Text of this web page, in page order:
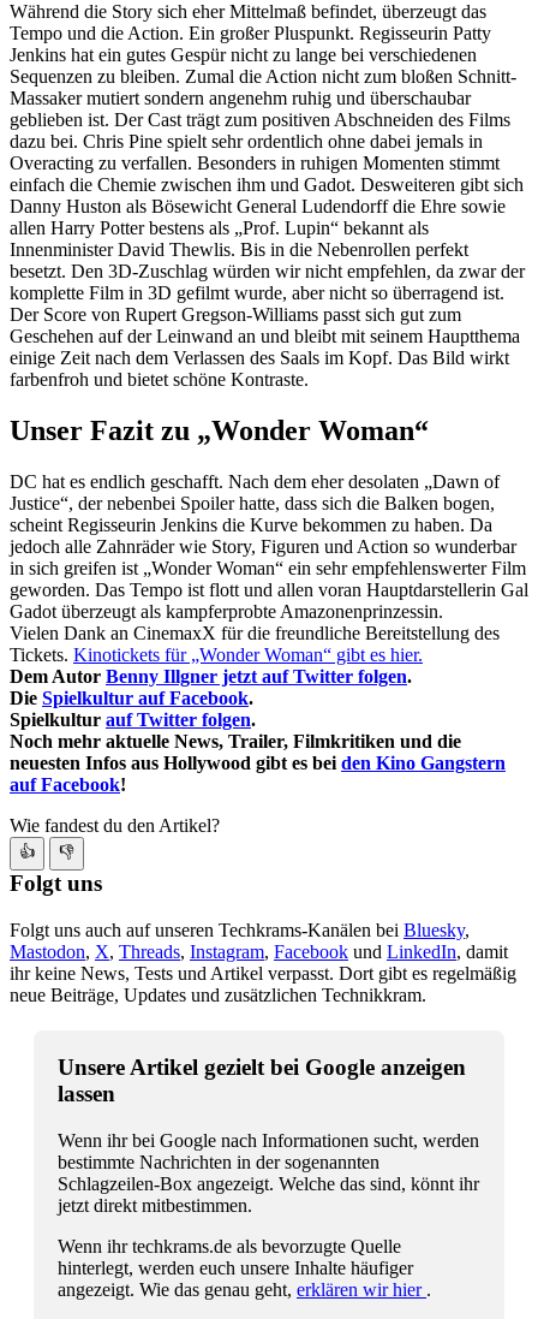
Während die Story sich eher Mittelmaß befindet, überzeugt das
Tempo und die Action. Ein großer Pluspunkt. Regisseurin Patty
Jenkins hat ein gutes Gespür nicht zu lange bei verschiedenen
Sequenzen zu bleiben. Zumal die Action nicht zum bloßen Schnitt-
Massaker mutiert sondern angenehm ruhig und überschaubar
geblieben ist. Der Cast trägt zum positiven Abschneiden des Films
dazu bei. Chris Pine spielt sehr ordentlich ohne dabei jemals in
Overacting zu verfallen. Besonders in ruhigen Momenten stimmt
einfach die Chemie zwischen ihm und Gadot. Desweiteren gibt sich
Danny Huston als Bösewicht General Ludendorff die Ehre sowie
allen Harry Potter bestens als „Prof. Lupin“ bekannt als
Innenminister David Thewlis. Bis in die Nebenrollen perfekt
besetzt. Den 3D-Zuschlag würden wir nicht empfehlen, da zwar der
komplette Film in 3D gefilmt wurde, aber nicht so überragend ist.
Der Score von Rupert Gregson-Williams passt sich gut zum
Geschehen auf der Leinwand an und bleibt mit seinem Hauptthema
einige Zeit nach dem Verlassen des Saals im Kopf. Das Bild wirkt
farbenfroh und bietet schöne Kontraste.
Unser Fazit zu „Wonder Woman“
DC hat es endlich geschafft. Nach dem eher desolaten „Dawn of
Justice“, der nebenbei Spoiler hatte, dass sich die Balken bogen,
scheint Regisseurin Jenkins die Kurve bekommen zu haben. Da
jedoch alle Zahnräder wie Story, Figuren und Action so wunderbar
in sich greifen ist „Wonder Woman“ ein sehr empfehlenswerter Film
geworden. Das Tempo ist flott und allen voran Hauptdarstellerin Gal
Gadot überzeugt als kampferprobte Amazonenprinzessin.
Vielen Dank an CinemaxX für die freundliche Bereitstellung des
Tickets. Kinotickets für „Wonder Woman“ gibt es hier.
Dem Autor Benny Illgner jetzt auf Twitter folgen.
Die Spielkultur auf Facebook.
Spielkultur auf Twitter folgen.
Noch mehr aktuelle News, Trailer, Filmkritiken und die
neuesten Infos aus Hollywood gibt es bei den Kino Gangstern
auf Facebook!
Wie fandest du den Artikel?
👍 👎
Folgt uns
Folgt uns auch auf unseren Techkrams-Kanälen bei Bluesky,
Mastodon, X, Threads, Instagram, Facebook und LinkedIn, damit
ihr keine News, Tests und Artikel verpasst. Dort gibt es regelmäßig
neue Beiträge, Updates und zusätzlichen Technikkram.
Unsere Artikel gezielt bei Google anzeigen
lassen
Wenn ihr bei Google nach Informationen sucht, werden
bestimmte Nachrichten in der sogenannten
Schlagzeilen-Box angezeigt. Welche das sind, könnt ihr
jetzt direkt mitbestimmen.
Wenn ihr techkrams.de als bevorzugte Quelle
hinterlegt, werden euch unsere Inhalte häufiger
angezeigt. Wie das genau geht, erklären wir hier .